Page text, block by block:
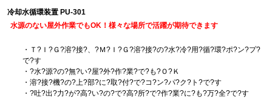
冷却水循環装置 PU-301
水源のない屋外作業でもOK！様々な場所で活躍が期待できます
・Ｔ?Ｉ?Ｇ?溶?接?、?Ｍ?Ｉ?Ｇ?溶?接?の?水?冷?用?循?環?ポ?ン?プ?
で?す
・?水?源?の?無?い?屋?外?作?業?で?も?Ｏ?Ｋ
・溶?接?機?の?上?部?に?取?付?で?コ?ン?パ?ク?ト?で?す
・?吐?出?力?が?高?い?の?で?高?所?で?作?業?に?も?万?全?で?す